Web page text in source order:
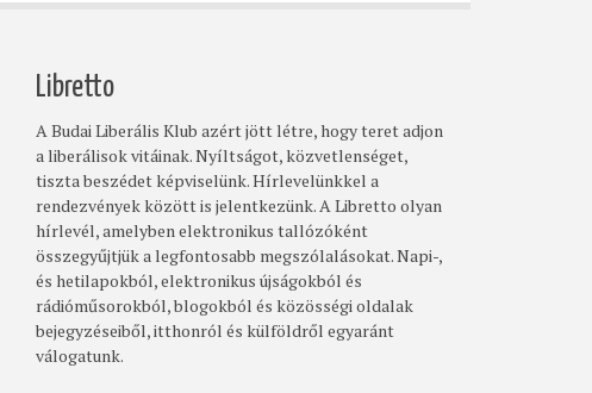
Libretto
A Budai Liberális Klub azért jött létre, hogy teret adjon
a liberálisok vitáinak. Nyíltságot, közvetlenséget,
tiszta beszédet képviselünk. Hírlevelünkkel a
rendezvények között is jelentkezünk. A Libretto olyan
hírlevél, amelyben elektronikus tallózóként
összegyűjtjük a legfontosabb megszólalásokat. Napi-,
és hetilapokból, elektronikus újságokból és
rádióműsorokból, blogokból és közösségi oldalak
bejegyzéseiből, itthonról és külföldről egyaránt
válogatunk.